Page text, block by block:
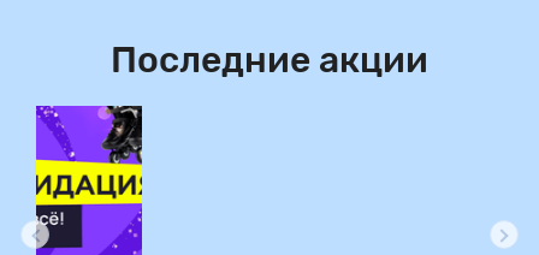
Последние акции